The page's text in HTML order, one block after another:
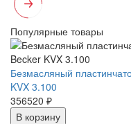
Популярные товары
Безмасляный
KVX 3.100
356520 ₽
В корзину